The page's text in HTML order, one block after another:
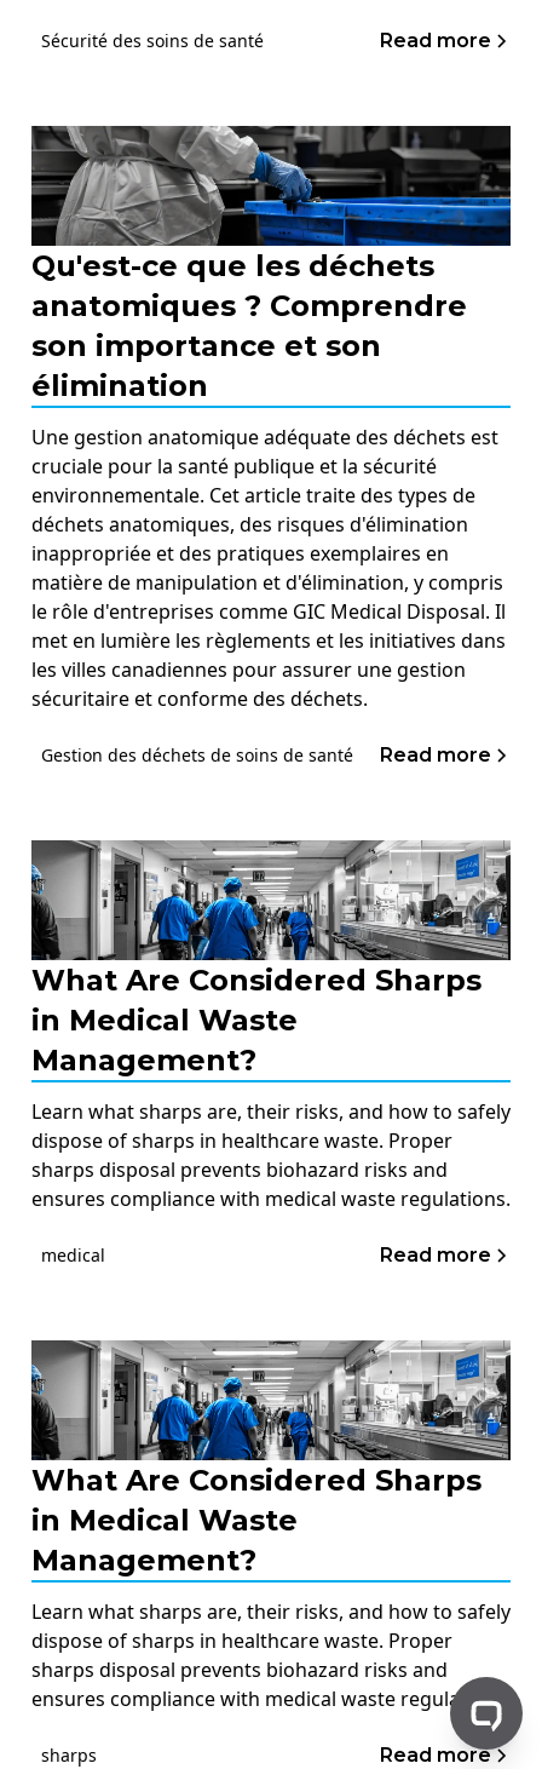
Sécurité des soins de santé Read more
Qu'est-ce que les déchets
anatomiques ? Comprendre
son importance et son
élimination
Une gestion anatomique adéquate des déchets est
cruciale pour la santé publique et la sécurité
environnementale. Cet article traite des types de
déchets anatomiques, des risques d'élimination
inappropriée et des pratiques exemplaires en
matière de manipulation et d'élimination, y compris
le rôle d'entreprises comme GIC Medical Disposal. Il
met en lumière les règlements et les initiatives dans
les villes canadiennes pour assurer une gestion
sécuritaire et conforme des déchets.
Gestion des déchets de soins de santé Read more
What Are Considered Sharps
in Medical Waste
Management?
Learn what sharps are, their risks, and how to safely
dispose of sharps in healthcare waste. Proper
sharps disposal prevents biohazard risks and
ensures compliance with medical waste regulations.
medical Read more
What Are Considered Sharps
in Medical Waste
Management?
Learn what sharps are, their risks, and how to safely
dispose of sharps in healthcare waste. Proper
sharps disposal prevents biohazard risks and
ensures compliance with medical waste regulations.
sharps Read more